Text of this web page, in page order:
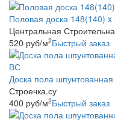
Половая доска 148(140)
Центральная
520 руб/м2Быстрый заказ
Доска пола
Строечка.су
400 руб/м2Быстрый заказ